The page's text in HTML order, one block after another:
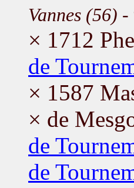
Vannes (56) -
× 1712
de
× 1587
× de
de
de